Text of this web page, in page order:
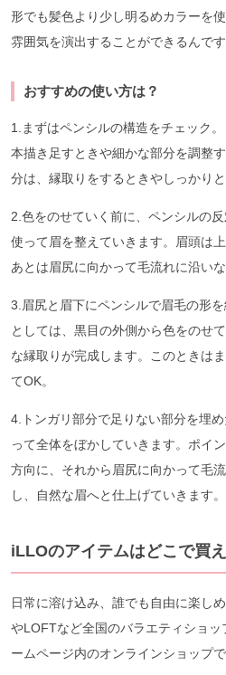
形でも髪色より少し明るめカラーを
雰囲気を演出することができるんです
おすすめの使い方は？
1.まずはペンシルの構造をチェック
本描き足すときや細かな部分を調整
分は、縁取りをするときやしっかり
2.色をのせていく前に、ペンシルの
使って眉を整えていきます。眉頭は
あとは眉尻に向かって毛流れに沿い
3.眉尻と眉下にペンシルで眉毛の形
としては、黒目の外側から色をのせ
な縁取りが完成します。このときは
てOK。
4.トンガリ部分で足りない部分を埋
って全体をぼかしていきます。ポイ
方向に、それから眉尻に向かって毛
し、自然な眉へと仕上げていきます。
iLLOのアイテムはどこで買
日常に溶け込み、誰でも自由に楽し
やLOFTなど全国のバラエティショ
ームページ内のオンラインショップ